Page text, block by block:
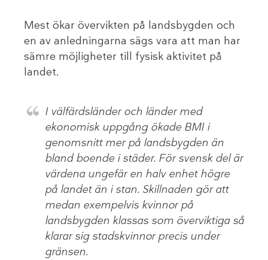
Mest ökar övervikten på landsbygden och
en av anledningarna sägs vara att man har
sämre möjligheter till fysisk aktivitet på
landet.
I välfärdsländer och länder med
ekonomisk uppgång ökade BMI i
genomsnitt mer på landsbygden än
bland boende i städer. För svensk del är
värdena ungefär en halv enhet högre
på landet än i stan. Skillnaden gör att
medan exempelvis kvinnor på
landsbygden klassas som överviktiga så
klarar sig stadskvinnor precis under
gränsen.